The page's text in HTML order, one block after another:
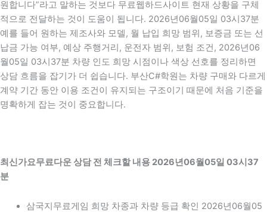
원합니다”라고 말하는 것보다 무료웹하드사이트 현재 상황을 구체
적으로 전달하는 것이 도움이 됩니다. 2026년06월05일 03시37분
예를 들어 원하는 제조사와 모델, 월 납입 희망 범위, 보증금 또는 선
납금 가능 여부, 예상 주행거리, 운전자 범위, 보험 조건, 2026년06
월05일 03시37분 차량 인도 희망 시점이나 색상 선호를 정리하면
상담 흐름을 잡기가 더 쉽습니다. 부산C#학원는 차량 구매와 다르게
계약 기간 동안 이용 조건이 유지되는 구조이기 때문에 처음 기준을
명확하게 잡는 것이 중요합니다.
최신가요무료다운 상담 전 체크할 내용 2026년06월05일 03시37
분
삼국지무료게임 희망 차종과 차량 등급 확인 2026년06월05